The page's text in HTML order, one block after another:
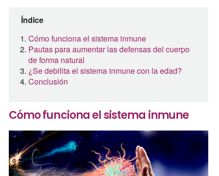
Índice
Cómo funciona el sistema inmune
Pautas para aumentar las defensas del cuerpo
de forma natural
¿Se debilita el sistema inmune con la edad?
Conclusión
Cómo funciona el sistema inmune